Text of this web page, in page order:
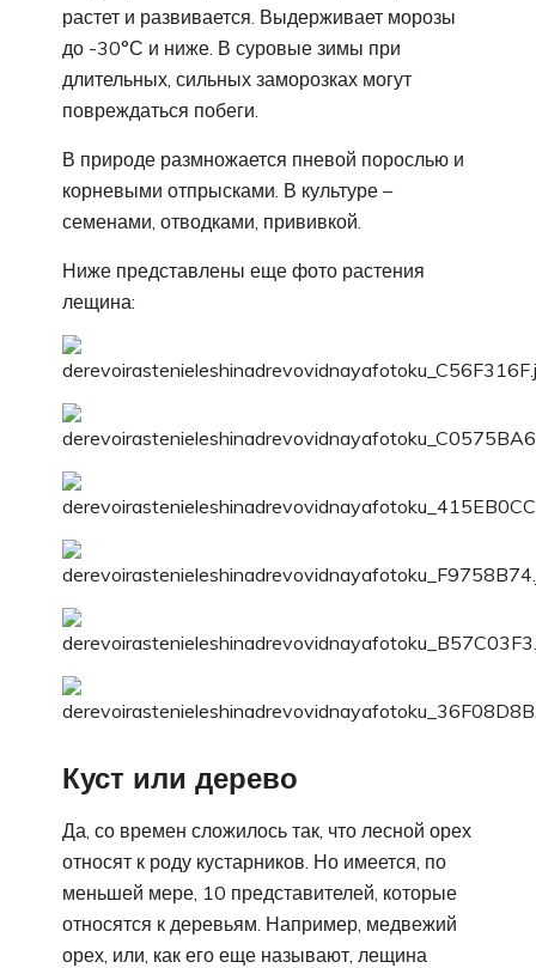
растет и развивается. Выдерживает морозы
до -30°С и ниже. В суровые зимы при
длительных, сильных заморозках могут
повреждаться побеги.
В природе размножается пневой порослью и
корневыми отпрысками. В культуре –
семенами, отводками, прививкой.
Ниже представлены еще фото растения
лещина:
Куст или дерево
Да, со времен сложилось так, что лесной орех
относят к роду кустарников. Но имеется, по
меньшей мере, 10 представителей, которые
относятся к деревьям. Например, медвежий
орех, или, как его еще называют, лещина